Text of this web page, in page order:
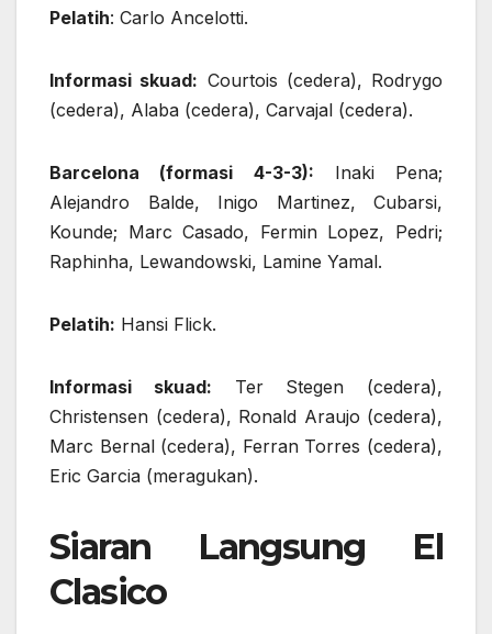
Pelatih: Carlo Ancelotti.
Informasi skuad: Courtois (cedera), Rodrygo
(cedera), Alaba (cedera), Carvajal (cedera).
Barcelona (formasi 4-3-3): Inaki Pena;
Alejandro Balde, Inigo Martinez, Cubarsi,
Kounde; Marc Casado, Fermin Lopez, Pedri;
Raphinha, Lewandowski, Lamine Yamal.
Pelatih: Hansi Flick.
Informasi skuad: Ter Stegen (cedera),
Christensen (cedera), Ronald Araujo (cedera),
Marc Bernal (cedera), Ferran Torres (cedera),
Eric Garcia (meragukan).
Siaran Langsung El
Clasico